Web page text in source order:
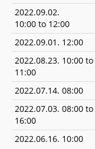
2022.09.02.
10:00 to 12:00
2022.09.01. 12:00
2022.08.23. 10:00 to
11:00
2022.07.14. 08:00
2022.07.03. 08:00 to
16:00
2022.06.16. 10:00